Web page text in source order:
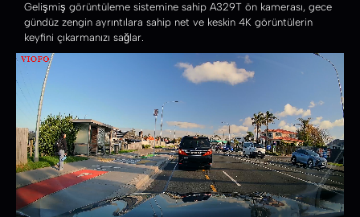
Gelişmiş görüntüleme sistemine sahip A329T ön kamerası, gece
gündüz zengin ayrıntılara sahip net ve keskin 4K görüntülerin
keyfini çıkarmanızı sağlar.